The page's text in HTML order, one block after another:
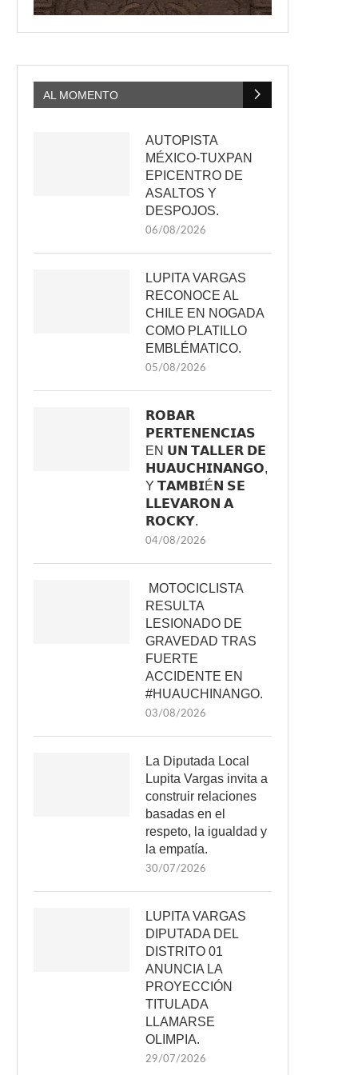
AL MOMENTO
AUTOPISTA
MÉXICO-TUXPAN
EPICENTRO DE
ASALTOS Y
DESPOJOS.
06/08/2026
LUPITA VARGAS
RECONOCE AL
CHILE EN NOGADA
COMO PLATILLO
EMBLÉMATICO.
05/08/2026
𝗥𝗢𝗕𝗔𝗥
𝗣𝗘𝗥𝗧𝗘𝗡𝗘𝗡𝗖𝗜𝗔𝗦
EN 𝗨𝗡 𝗧𝗔𝗟𝗟𝗘𝗥 𝗗𝗘
𝗛𝗨𝗔𝗨𝗖𝗛𝗜𝗡𝗔𝗡𝗚𝗢,
Y 𝗧𝗔𝗠𝗕𝗜É𝗡 𝗦𝗘
𝗟𝗟𝗘𝗩𝗔𝗥𝗢𝗡 𝗔
𝗥𝗢𝗖𝗞𝗬.
04/08/2026
MOTOCICLISTA
RESULTA
LESIONADO DE
GRAVEDAD TRAS
FUERTE
ACCIDENTE EN
#HUAUCHINANGO.
03/08/2026
La Diputada Local
Lupita Vargas invita a
construir relaciones
basadas en el
respeto, la igualdad y
la empatía.
30/07/2026
LUPITA VARGAS
DIPUTADA DEL
DISTRITO 01
ANUNCIA LA
PROYECCIÓN
TITULADA
LLAMARSE
OLIMPIA.
29/07/2026